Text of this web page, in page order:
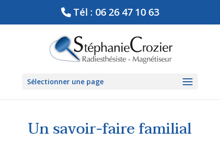
Tél : 06 26 47 10 63
Sélectionner une page
Un savoir-faire familial